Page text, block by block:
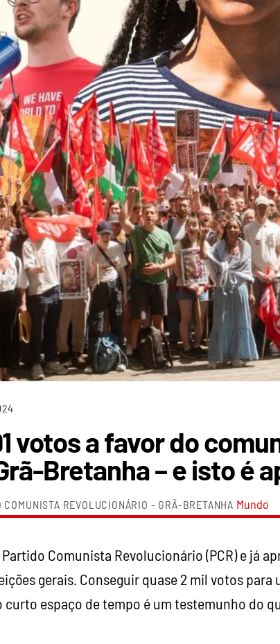
votos a favor do
Bretanha – e isto é
COMUNISTA REVOLUCIONÁRIO - GRÃ-BRETANHA Mundo
Comunista Revolucionário (PCR) e já
gerais. Conseguir quase 2 mil votos para
espaço de tempo é um testemunho do